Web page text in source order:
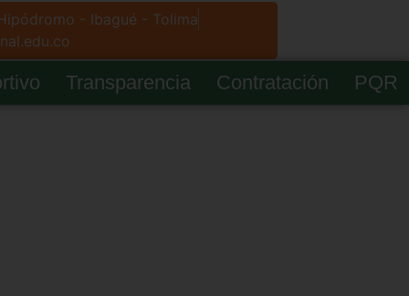
- Ibagué - Tolima
Transparencia Contratación PQR